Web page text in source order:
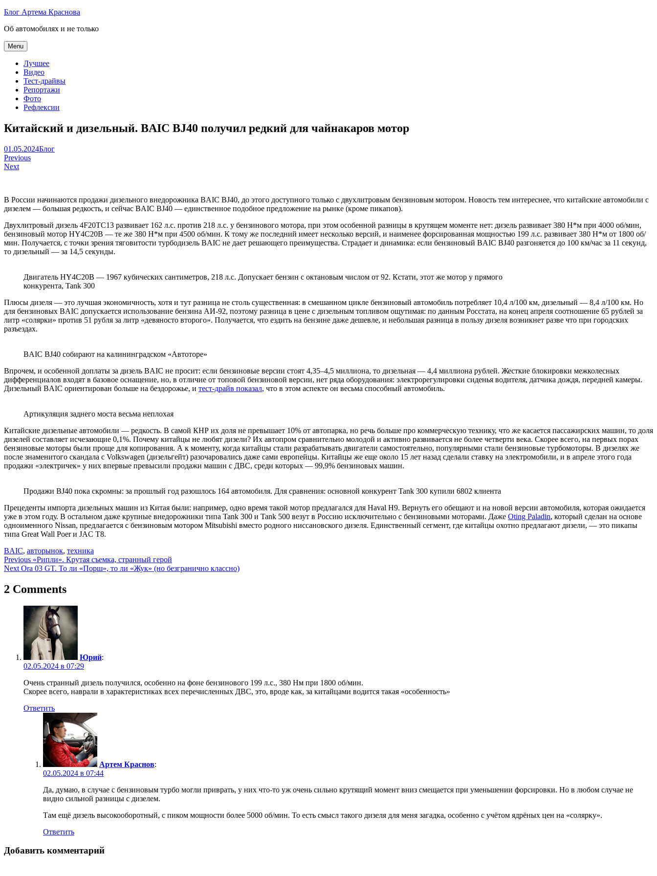
Skip
content
Блог Артема Краснова
Об автомобилях и не только
Menu
Лучшее
Видео
Тест-драйвы
Репортажи
Фото
Рефлексии
Китайский и дизельный. BAIC BJ40 получил редкий для чайнакаров мотор
Артем
Краснов
01.05.2024Блог
Навигация
по
Previous
Next
В России начинаются продажи дизельного внедорожника BAIC BJ40, до этого доступного только с двухлитровым бензиновым мотором. Новость тем интереснее, что китайские автомобили с
дизелем — большая редкость, и сейчас BAIC BJ40 — единственное подобное предложение на рынке (кроме пикапов).
Двухлитровый дизель 4F20TC13 развивает 162 л.с. против 218 л.с. у бензинового мотора, при этом особенной разницы в крутящем моменте нет: дизель развивает 380 Н*м при 4000 об/мин,
бензиновый мотор HY4C20B — те же 380 Н*м при 4500 об/мин. К тому же последний имеет несколько версий, и наименее форсированная мощностью 199 л.с. развивает 380 Н*м от 1800 об/
мин. Получается, с точки зрения тяговитости турбодизель BAIC не дает решающего преимущества. Страдает и динамика: если бензиновый BAIC BJ40 разгоняется до 100 км/час за 11 секунд,
то дизельный — за 14,5 секунды.
Двигатель HY4C20B — 1967 кубических сантиметров, 218 л.с. Допускает бензин с октановым числом от 92. Кстати, этот же мотор у прямого
конкурента, Tank 300
Плюсы дизеля — это лучшая экономичность, хотя и тут разница не столь существенная: в смешанном цикле бензиновый автомобиль потребляет 10,4 л/100 км, дизельный — 8,4 л/100 км. Но
для бензиновых BAIC допускается использование бензина АИ-92, поэтому разница в цене с дизельным топливом ощутимая: по данным Росстата, на конец апреля соотношение 65 рублей за
литр «солярки» против 51 рубля за литр «девяносто второго». Получается, что ездить на бензине даже дешевле, и небольшая разница в пользу дизеля возникнет разве что при городских
разъездах.
BAIC BJ40 собирают на калининградском «Автоторе»
Впрочем, и особенной доплаты за дизель BAIC не просит: если бензиновые версии стоят 4,35–4,5 миллиона, то дизельная — 4,4 миллиона рублей. Жесткие блокировки межколесных
дифференциалов входят в базовое оснащение, но, в отличие от топовой бензиновой версии, нет ряда оборудования: электрорегулировки сиденья водителя, датчика дождя, передней камеры.
Дизельный BAIC ориентирован больше на бездорожье, и тест-драйв показал, что в этом аспекте он весьма способный автомобиль.
Артикуляция заднего моста весьма неплохая
Китайские дизельные автомобили — редкость. В самой КНР их доля не превышает 10% от автопарка, но речь больше про коммерческую технику, что же касается пассажирских машин, то доля
дизелей составляет исчезающие 0,1%. Почему китайцы не любят дизели? Их автопром сравнительно молодой и активно развивается не более четверти века. Скорее всего, на первых порах
бензиновые моторы были проще для копирования. А к моменту, когда китайцы стали разрабатывать двигатели самостоятельно, популярными стали бензиновые турбомоторы. В дизелях же
после знаменитого скандала с Volkswagen (дизельгейт) разочаровались даже сами европейцы. Китайцы же еще около 15 лет назад сделали ставку на электромобили, и в апреле этого года
продажи «электричек» у них впервые превысили продажи машин с ДВС, среди которых — 99,9% бензиновых машин.
Продажи BJ40 пока скромны: за прошлый год разошлось 164 автомобиля. Для сравнения: основной конкурент Tank 300 купили 6802 клиента
Прецеденты импорта дизельных машин из Китая были: например, одно время такой мотор предлагался для Haval H9. Вернуть его обещают и на новой версии автомобиля, которая ожидается
уже в этом году. В остальном даже крупные внедорожники типа Tank 300 и Tank 500 везут в Россию исключительно с бензиновыми моторами. Даже Oting Paladin, который сделан на основе
одноименного Nissan, предлагается с бензиновым мотором Mitsubishi вместо родного ниссановского дизеля. Единственный сегмент, где китайцы охотно предлагают дизели, — это пикапы
типа Great Wall Poer и JAC T8.
BAIC, авторынок, техника
Навигация
по
записям
Previous «Рипли». Крутая съемка, странный герой
Next Ora 03 GT. То ли «Порш», то ли «Жук» (но безгранично классно)
2 Comments
Юрий:
02.05.2024 в 07:29
Очень странный дизель получился, особенно на фоне бензинового 199 л.с., 380 Нм при 1800 об/мин.
Скорее всего, наврали в характеристиках всех перечисленных ДВС, это, вроде как, за китайцами водится такая «особенность»
Ответить
Артем Краснов:
02.05.2024 в 07:44
Да, думаю, в случае с бензиновым турбо могли приврать, у них что-то уж очень сильно крутящий момент вниз смещается при уменьшении форсировки. Но в любом случае не
видно сильной разницы с дизелем.
Там ещё дизель высокооборотный, с пиком мощности более 5000 об/мин. То есть смысл такого дизеля для меня загадка, особенно с учётом ядрёных цен на «солярку».
Ответить
Добавить комментарий